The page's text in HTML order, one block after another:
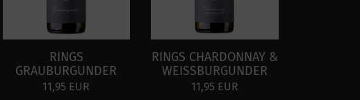
RINGS
GRAUBURGUNDER
11,95 EUR
RINGS CHARDONNAY &
WEISSBURGUNDER
11,95 EUR